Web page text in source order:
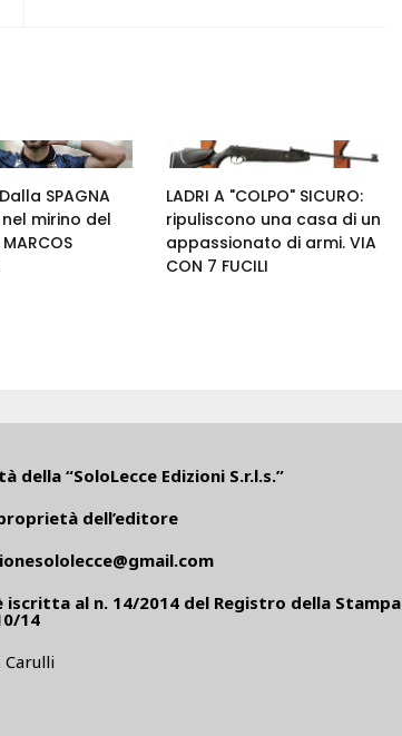
SPAGNA
mirino del
LADRI A "COLPO" SICURO:
ripuliscono una casa di un
appassionato di armi. VIA
CON 7 FUCILI
della “SoloLecce Edizioni S.r.l.s.”
dell’editore
iscritta al n. 14/2014 del Registro della Stampa
14